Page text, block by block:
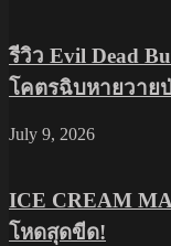
รีวิว Evil Dead
โคตรฉิบหายวาย
July 9, 2026
ICE CREAM
โหดสุดขีด!